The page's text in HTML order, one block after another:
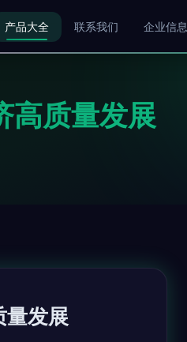
产品大全 联系我们 企业信息
高质量发展
量发展